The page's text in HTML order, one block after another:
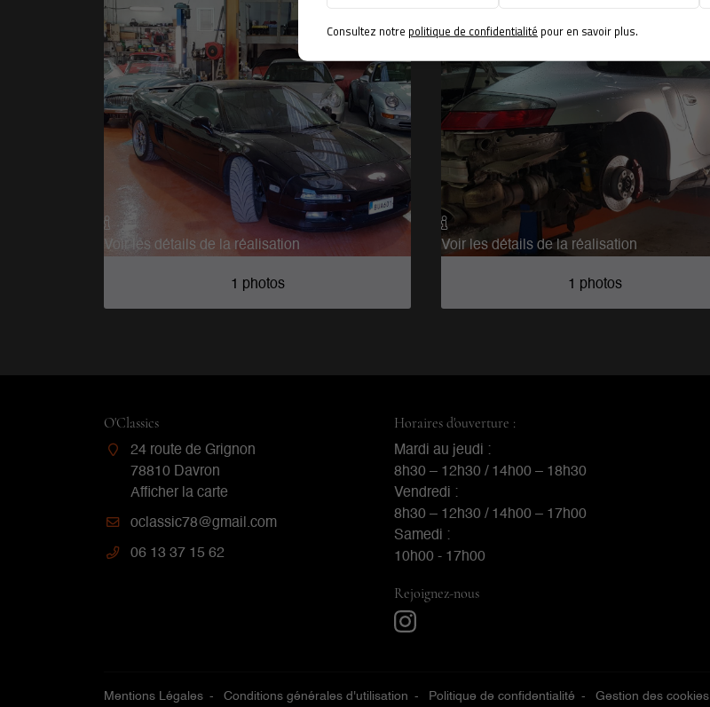
Consultez notre politique de confidentialité pour en savoir plus.

Voir les détails de la réalisation
1 photos

Voir les détails de la réalisation
1 photos
O'Classics
24 route de Grignon
78810 Davron
Afficher la carte
06 13 37 15 62
Horaires d'ouverture :
Mardi au jeudi :
8h30 – 12h30 / 14h00 – 18h30
Vendredi :
8h30 – 12h30 / 14h00 – 17h00
Samedi :
10h00 - 17h00
Rejoignez-nous
Mentions Légales Conditions générales d'utilisation Politique de confidentialité Gestion des cookies